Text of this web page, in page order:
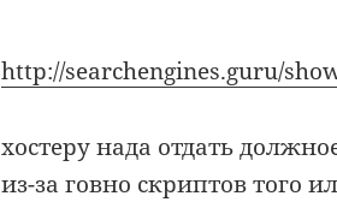
http://searchengines.guru/
хостеру нада отдать
из-за говно скриптов того